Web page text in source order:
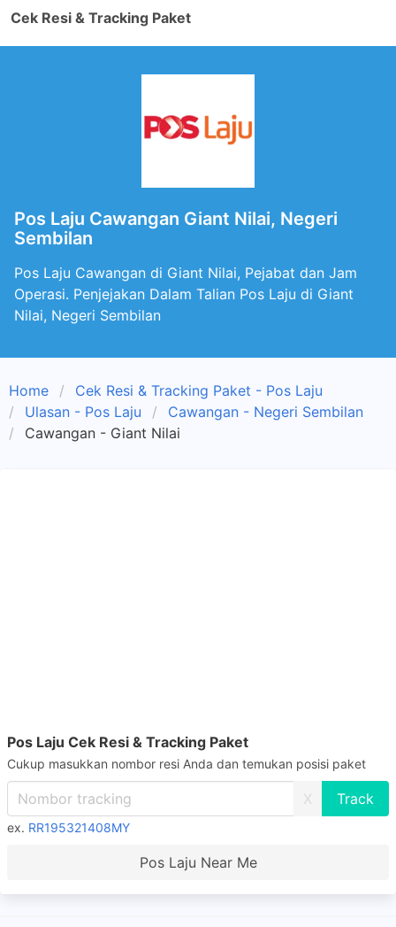
Cek Resi & Tracking Paket
Pos Laju Cawangan Giant Nilai, Negeri
Sembilan
Pos Laju Cawangan di Giant Nilai, Pejabat dan Jam
Operasi. Penjejakan Dalam Talian Pos Laju di Giant
Nilai, Negeri Sembilan
Home
Cek Resi & Tracking Paket - Pos Laju
Ulasan - Pos Laju
Cawangan - Negeri Sembilan
Cawangan - Giant Nilai
Pos Laju Cek Resi & Tracking Paket
Cukup masukkan nombor resi Anda dan temukan posisi paket
X
ex. RR195321408MY
Pos Laju Near Me